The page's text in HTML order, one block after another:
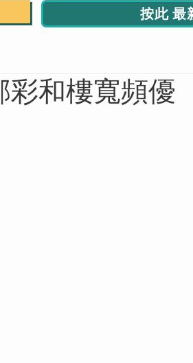
按此 最
彩和樓寬頻優